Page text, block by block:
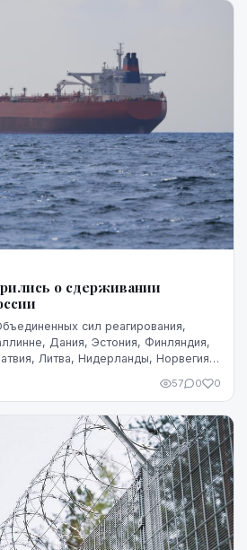
о сдерживании
сил реагирования,
Дания, Эстония, Финляндия,
Литва, Нидерланды, Норвегия,
57 0 0